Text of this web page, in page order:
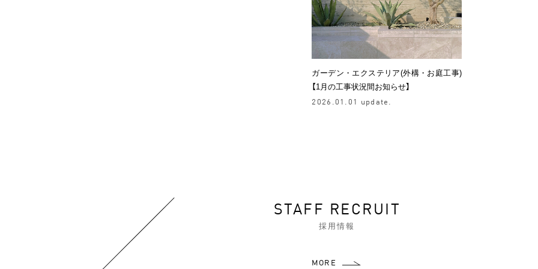
ガーデン・エクステリア(外構・お庭工事)
【1月の工事状況間お知らせ】
2026.01.01 update.
STAFF RECRUIT
採用情報
MORE